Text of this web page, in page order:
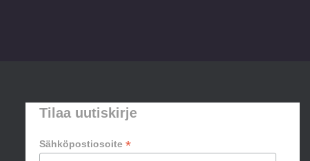
Tilaa uutiskirje
Sähköpostiosoite *